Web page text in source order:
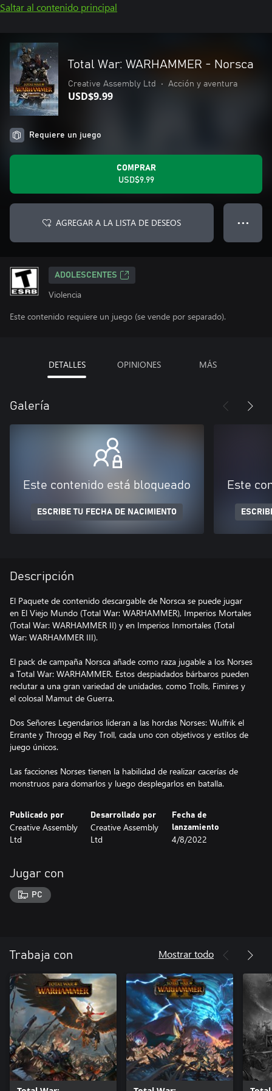
Saltar al contenido principal
Total War: WARHAMMER - Norsca
Creative Assembly Ltd • Acción y aventura
USD$9.99
Requiere un juego
COMPRAR
USD$9.99
AGREGAR A LA LISTA DE DESEOS ● ● ●
ADOLESCENTES
Violencia
Este contenido requiere un juego (se vende por separado).
DETALLES OPINIONES MÁS
Galería
Este contenido está bloqueado
ESCRIBE TU FECHA DE NACIMIENTO
Este
Descripción
El Paquete de contenido descargable de Norsca se puede jugar
en El Viejo Mundo (Total War: WARHAMMER), Imperios Mortales
(Total War: WARHAMMER II) y en Imperios Inmortales (Total
War: WARHAMMER III).
El pack de campaña Norsca añade como raza jugable a los Norses
a Total War: WARHAMMER. Estos despiadados bárbaros pueden
reclutar a una gran variedad de unidades, como Trolls, Fimires y
el colosal Mamut de Guerra.
Dos Señores Legendarios lideran a las hordas Norses: Wulfrik el
Errante y Throgg el Rey Troll, cada uno con objetivos y estilos de
juego únicos.
Las facciones Norses tienen la habilidad de realizar cacerías de
monstruos para domarlos y luego desplegarlos en batalla.
Publicado por
Creative Assembly
Ltd
Desarrollado por
Creative Assembly
Ltd
Fecha de
lanzamiento
4/8/2022
Jugar con
PC
Trabaja con Mostrar todo